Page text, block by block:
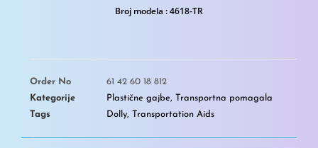
Broj modela : 4618-TR
Order No
61 42 60 18 812
Kategorije
Plastične gajbe, Transportna pomagala
Tags
Dolly, Transportation Aids